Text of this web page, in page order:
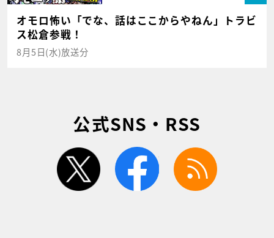
オモロ怖い「でな、話はここからやねん」トラビ
ス松倉参戦！
8月5日(水)放送分
公式SNS・RSS
twitter facebook